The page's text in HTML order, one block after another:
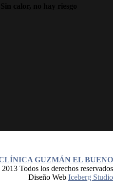
Sin calor, no hay riesgo
GUZMÁN EL BUENO
Todos los derechos reservados
Diseño Web Iceberg Studio